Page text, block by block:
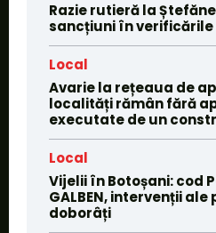
Razie rutieră la
sancțiuni în
Local
Avarie la rețeaua de
localități rămân fără
executate de un
Local
Vijelii în Botoșani: cod
GALBEN, intervenții
doborâți